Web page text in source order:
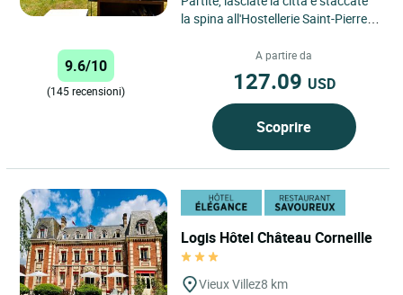
la spina all'Hostellerie Saint-Pierre,
9.6/10
(145 recensioni)
A partire da
127.09 USD
Scoprire
Logis Hôtel Château Corneille
Vieux Villez8 km